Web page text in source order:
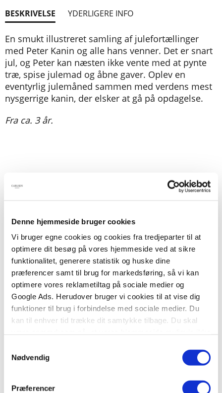
Denne hjemmeside bruger cookies
Vi bruger egne cookies og cookies fra tredjeparter til at
optimere dit besøg på vores hjemmeside ved at sikre
funktionalitet, generere statistik og huske dine
præferencer samt til brug for markedsføring, så vi kan
optimere vores reklametiltag på sociale medier og
Google Ads. Herudover bruger vi cookies til at vise dig
funktioner til brug i forbindelse med sociale medier. Du
kan til enhver tid trække dit samtykke tilbage. Du skal
tilbagetrækker et samtykke.
Nødvendig
Præferencer
BESKRIVELSE YDERLIGERE INFO
En smukt illustreret samling af julefortællinger
med Peter Kanin og alle hans venner. Det er snart
jul, og Peter kan næsten ikke vente med at pynte
træ, spise julemad og åbne gaver. Oplev en
eventyrlig julemåned sammen med verdens mest
nysgerrige kanin, der elsker at gå på opdagelse.
Fra ca. 3 år.
Beatrix Potter (1866-1943) var en britisk forfatter, illustrator
og naturbeskytter og en af de mest populære
børnebogsforfattere nogensinde.
Se flere
Titler i serien